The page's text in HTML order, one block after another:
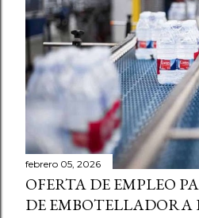
febrero 05, 2026
OFERTA DE EMPLEO
DE EMBOTELLADORA